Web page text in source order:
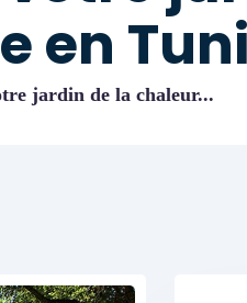
en
jardin de la chaleur...